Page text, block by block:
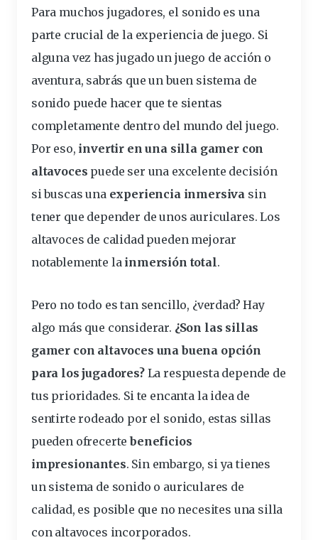
Para muchos jugadores, el sonido es una
parte crucial de la experiencia de juego. Si
alguna vez has jugado un juego de acción o
aventura, sabrás que un buen sistema de
sonido puede hacer que te sientas
completamente dentro del mundo del juego.
Por eso, invertir enuna silla gamercon
altavoces puede ser una excelente decisión
si buscas una experiencia inmersiva sin
tener que depender de unos auriculares. Los
altavoces de calidad pueden mejorar
notablemente la inmersión total.
Pero no todo es tan sencillo, ¿verdad? Hay
algo más que considerar. ¿Son las sillas
gamer con altavoces una buena opción
para los jugadores?La respuesta depende de
tus prioridades. Si te encanta la idea de
sentirte rodeado por el sonido, estas sillas
pueden ofrecertebeneficios
impresionantes. Sin embargo, si ya tienes
un sistema de sonido o auriculares de
calidad, es posible que no necesites una silla
con altavoces incorporados.